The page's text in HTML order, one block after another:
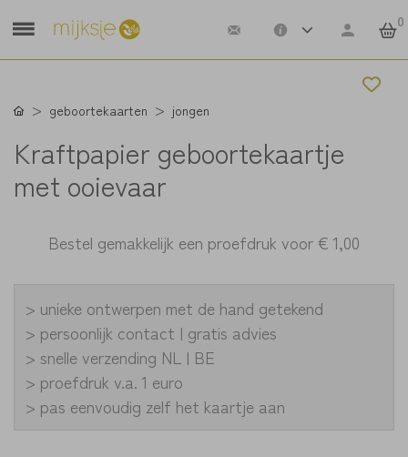
0
geboortekaarten jongen
Kraftpapier geboortekaartje
met ooievaar
Bestel gemakkelijk een proefdruk voor€ 1,00
> unieke ontwerpen met de hand getekend
> persoonlijk contact | gratis advies
> snelle verzending NL | BE
> proefdruk v.a. 1 euro
> pas eenvoudig zelf het kaartje aan